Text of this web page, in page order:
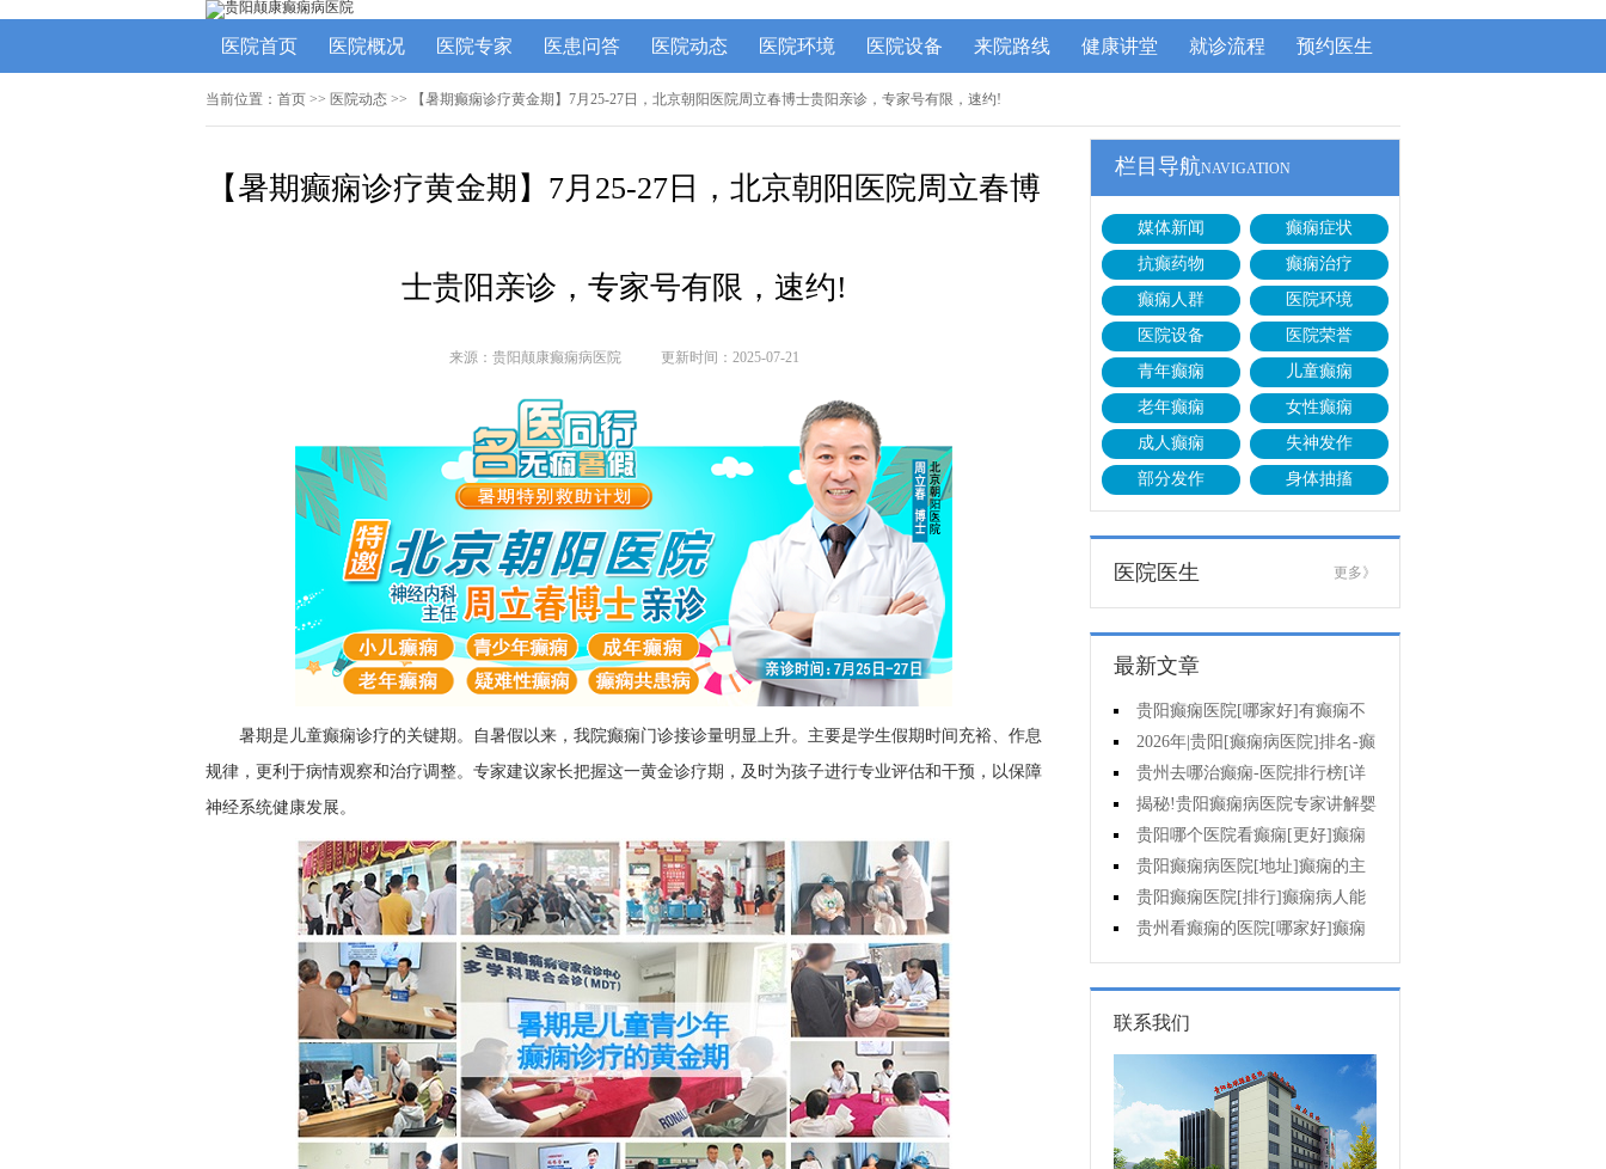
医院首页 医院概况 医院专家 医患问答 医院动态 医院环境 医院设备 来院路线 健康讲堂 就诊流程 预约医生
当前位置： 首页 >> 医院动态 >> 【暑期癫痫诊疗黄金期】7月25-27日，北京朝阳医院周立春博士贵阳亲诊，专家号有限，速约!
【暑期癫痫诊疗黄金期】7月25-27日，北京朝阳医院周立春博
士贵阳亲诊，专家号有限，速约!
来源：贵阳颠康癫痫病医院 更新时间：2025-07-21
暑期是儿童癫痫诊疗的关键期。自暑假以来，我院癫痫门诊接诊量明显上升。主要是学生假期时间充裕、作息
规律，更利于病情观察和治疗调整。专家建议家长把握这一黄金诊疗期，及时为孩子进行专业评估和干预，以保障
神经系统健康发展。
栏目导航NAVIGATION
媒体新闻
癫痫症状
抗癫药物
癫痫治疗
癫痫人群
医院环境
医院设备
医院荣誉
青年癫痫
儿童癫痫
老年癫痫
女性癫痫
成人癫痫
失神发作
部分发作
身体抽搐
医院医生 更多》
最新文章
贵阳癫痫医院[哪家好]有癫痫不
能吃什么?
2026年|贵阳[癫痫病医院]排名-癫
痫病人检查对身体有影响吗?
贵州去哪治癫痫-医院排行榜[详
细排名]癫痫会导致病人精神失常
吗?
揭秘!贵阳癫痫病医院专家讲解婴
儿为什么会得癫痫呢
贵阳哪个医院看癫痫[更好]癫痫
发作有什么症状表现?
贵阳癫痫病医院[地址]癫痫的主
要症状是什么?
贵阳癫痫医院[排行]癫痫病人能
熬夜吗?
贵州看癫痫的医院[哪家好]癫痫
的三大类原因?
联系我们